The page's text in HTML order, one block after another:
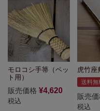
モロコシ手箒（ペッ
ト用）
販売価格 ¥4,620
税込
虎竹座
送料無
販売
税込